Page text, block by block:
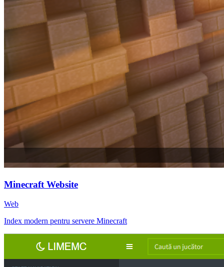
Minecraft Website
Web
Index modern pentru servere Minecraft